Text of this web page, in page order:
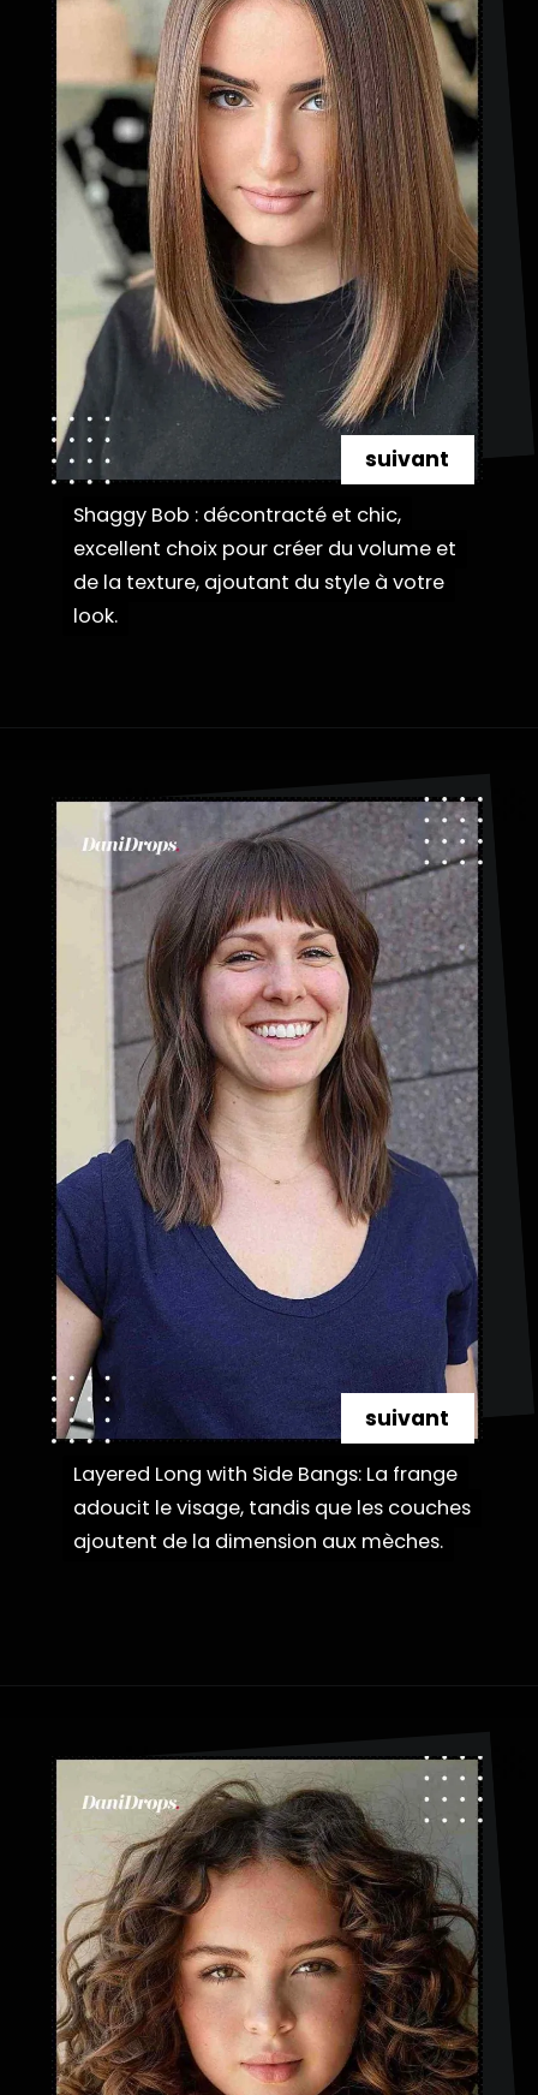
Shaggy Bob : décontracté et chic,
excellent choix pour créer du volume et
de la texture, ajoutant du style à votre
look.
Shaggy Bob : décontracté et chic,
excellent choix pour créer du volume et
de la texture, ajoutant du style à votre
look.
suivant
Layered Long with Side Bangs: La frange
adoucit le visage, tandis que les couches
ajoutent de la dimension aux mèches.
Layered Long with Side Bangs: La frange
adoucit le visage, tandis que les couches
ajoutent de la dimension aux mèches.
suivant